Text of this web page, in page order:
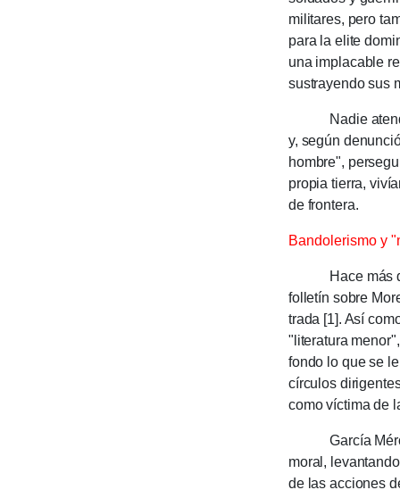
militares, pero
para la elite
una implaca­ble
sustrayendo sus
Nadie
y, según
hombre",
propia tierra,
de fron­tera.
Bandolerismo y
Hace más de
folle­tín sobre
trada [1]. Así
"litera­tura
fondo lo que se
círculos
como víctima de
Gar­cía Mérou
moral,
de las accio­nes